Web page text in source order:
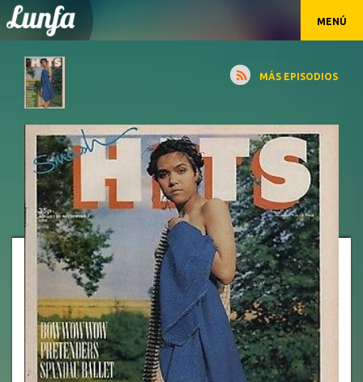
MENÚ
MÁS EPISODIOS